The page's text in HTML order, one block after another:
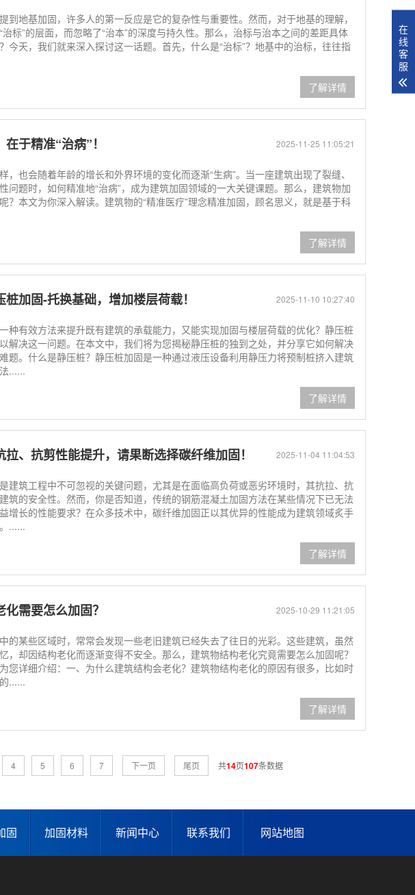
到地基加固，许多人的第一反应是它的复杂性与重要性。然而，对于地基的理解，
标”的层面，而忽略了“治本”的深度与持久性。那么，治标与治本之间的差距具体
今天，我们就来深入探讨这一话题。首先，什么是“治标”？地基中的治标，往往指
了解详情
2025-11-25 11:05:21
于精准“治病”！
，也会随着年龄的增长和外界环境的变化而逐渐“生病”。当一座建筑出现了裂缝、
问题时，如何精准地“治病”，成为建筑加固领域的一大关键课题。那么，建筑物加
？本文为你深入解读。建筑物的“精准医疗”理念精准加固，顾名思义，就是基于科
了解详情
2025-11-10 10:27:40
加固-托换基础，增加楼层荷载！
种有效方法来提升既有建筑的承载能力，又能实现加固与楼层荷载的优化？静压桩
解决这一问题。在本文中，我们将为您揭秘静压桩的独到之处，并分享它如何解决
题。什么是静压桩？静压桩加固是一种通过液压设备利用静压力将预制桩挤入建筑
......
了解详情
2025-11-04 11:04:53
、抗剪性能提升，请果断选择碳纤维加固！
建筑工程中不可忽视的关键问题，尤其是在面临高负荷或恶劣环境时，其抗拉、抗
筑的安全性。然而，你是否知道，传统的钢筋混凝土加固方法在某些情况下已无法
增长的性能要求？在众多技术中，碳纤维加固正以其优异的性能成为建筑领域炙手
......
了解详情
2025-10-29 11:21:05
需要怎么加固？
的某些区域时，常常会发现一些老旧建筑已经失去了往日的光彩。这些建筑，虽然
，却因结构老化而逐渐变得不安全。那么，建筑物结构老化究竟需要怎么加固呢？
您详细介绍：一、为什么建筑结构会老化？建筑物结构老化的原因有很多，比如时
......
了解详情
4 5 6 7 下一页 尾页 共14页107条数据
固 加固材料 新闻中心 联系我们 网站地图
在
线
客
服